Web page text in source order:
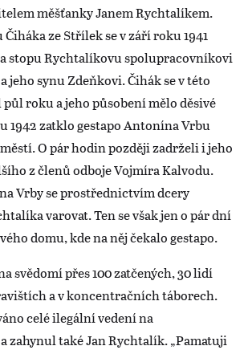
měšťanky Janem Rychtalíkem.
Čiháka ze Střílek se v září roku 1941
stopu Rychtalíkovu spolupracovníkovi
jeho synu Zdeňkovi. Čihák se v této
roku a jeho působení mělo děsivé
1942 zatklo gestapo Antonína Vrbu
O pár hodin později zadrželi i jeho
z členů odboje Vojmíra Kalvodu.
Vrby se prostřednictvím dcery
varovat. Ten se však jen o pár dní
domu, kde na něj čekalo gestapo.
svědomí přes 100 zatčených, 30 lidí
a v koncentračních táborech.
celé ilegální vedení na
zahynul také Jan Rychtalík. „Pamatuji